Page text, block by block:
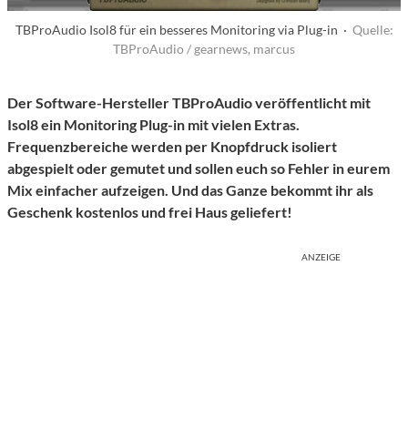
TBProAudio Isol8 für ein besseres Monitoring via Plug-in · Quelle:
TBProAudio / gearnews, marcus
Der Software-Hersteller TBProAudio veröffentlicht mit
Isol8 ein Monitoring Plug-in mit vielen Extras.
Frequenzbereiche werden per Knopfdruck isoliert
abgespielt oder gemutet und sollen euch so Fehler in eurem
Mix einfacher aufzeigen. Und das Ganze bekommt ihr als
Geschenk kostenlos und frei Haus geliefert!
ANZEIGE